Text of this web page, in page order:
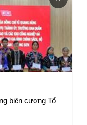
biên cương Tổ